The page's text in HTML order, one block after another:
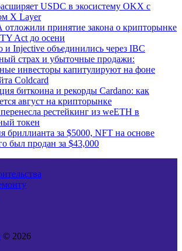
USDC в экосистему OKX с
X Layer
принятие закона о крипторынке
Act до осени
и Injective объединились через IBC
страх и убыточные продажи:
инвесторы капитулируют на фоне
Coldcard
биткоина и рекорды Cardano: как
август на крипторынке
рестейкинг из weETH в
токен
бриллианта за $5000, NFT на основе
был продан за $43,000
© 2026